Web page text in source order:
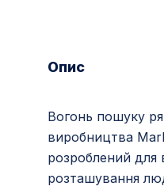
Опис
Вогонь пошуку
виробництва
розроблений для
розташування